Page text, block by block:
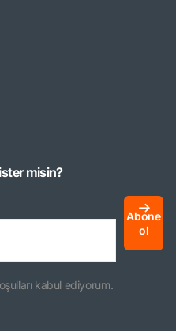
misin?
Abone
ol
kabul ediyorum.